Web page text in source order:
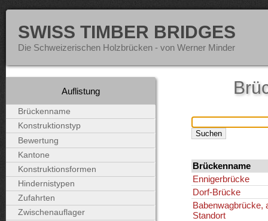
SWISS TIMBER BRIDGES
Die Schweizerischen Holzbrücken - von Werner Minder
Brückenname
Ennigerbrücke
Dorf-Brücke
Babenwagbrücke,
Standort
Auflistung
Brückenname
Konstruktionstyp
Bewertung
Kantone
Konstruktionsformen
Hindernistypen
Zufahrten
Zwischenauflager